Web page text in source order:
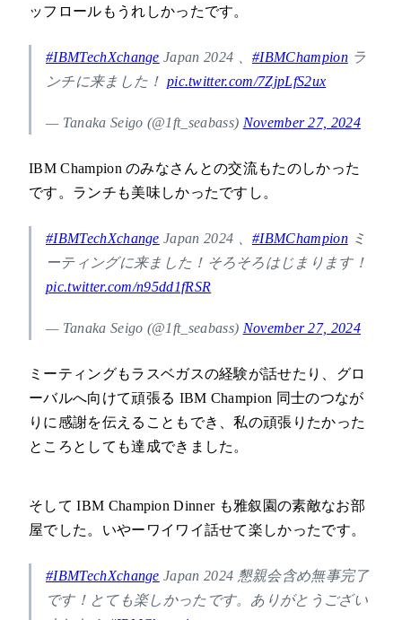
ッフロールもうれしかったです。
#IBMTechXchange Japan 2024 、 #IBMChampionラ
ンチに来ました！ pic.twitter.com/7ZjpLfS2ux
— Tanaka Seigo (@1ft_seabass) November 27, 2024
IBM Champion のみなさんとの交流もたのしかった
です。ランチも美味しかったですし。
#IBMTechXchange Japan 2024 、 #IBMChampionミ
ーティングに来ました！そろそろはじまります！
pic.twitter.com/n95dd1fRSR
— Tanaka Seigo (@1ft_seabass) November 27, 2024
ミーティングもラスベガスの経験が話せたり、グロ
ーバルへ向けて頑張る IBM Champion 同士のつなが
りに感謝を伝えることもでき、私の頑張りたかった
ところとしても達成できました。
そして IBM Champion Dinner も雅叙園の素敵なお部
屋でした。いやーワイワイ話せて楽しかったです。
#IBMTechXchange Japan 2024 懇親会含め無事完了
です！とても楽しかったです。ありがとうござい